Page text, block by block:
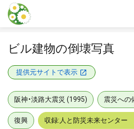
本文に飛ぶ
ビル建物の倒壊写真
提供元サイトで表示
阪神・淡路大震災 (1995) 震災への
復興 収録:人と防災未来センター